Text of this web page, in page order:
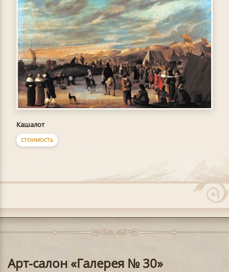
Кашалот
СТОИМОСТЬ
Арт-салон «Галерея № 30»